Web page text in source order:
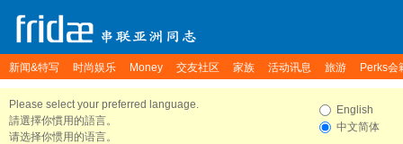
新闻&特写 时尚娱乐 Money 交友社区 家族 活动讯息 旅游 Perks会
Please select your preferred language.
請選擇你慣用的語言。
请选择你惯用的语言。
English
中文简体